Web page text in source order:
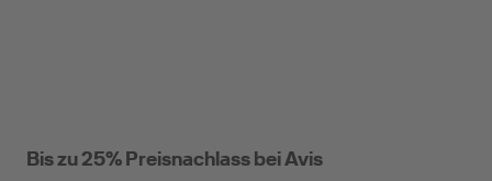
Bis zu 25% Preisnachlass bei Avis